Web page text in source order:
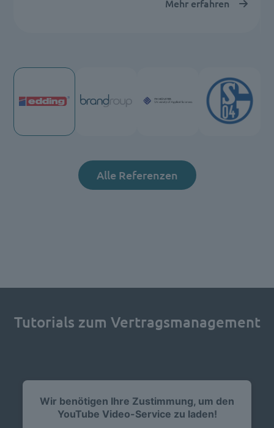
Mehr erfahren
Alle Referenzen
Tutorials zum Vertragsmanagement
Wir benötigen Ihre Zustimmung, um den
YouTube Video-Service zu laden!